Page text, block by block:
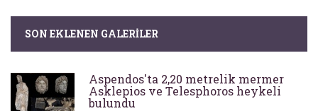
SON EKLENEN GALERILER
Aspendos'ta 2,20 metrelik mermer
Asklepios ve Telesphoros heykeli
bulundu